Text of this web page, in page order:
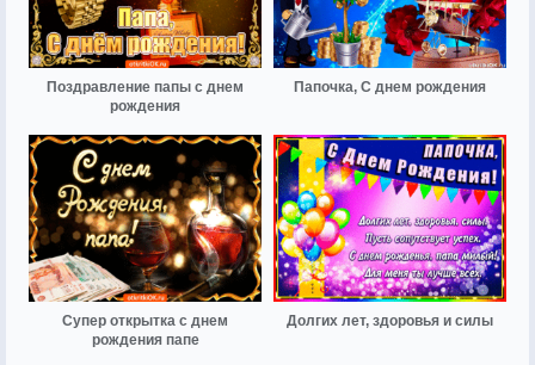
Поздравление папы с днем
рождения
Папочка, С днем рождения
Супер открытка с днем
рождения папе
Долгих лет, здоровья и силы